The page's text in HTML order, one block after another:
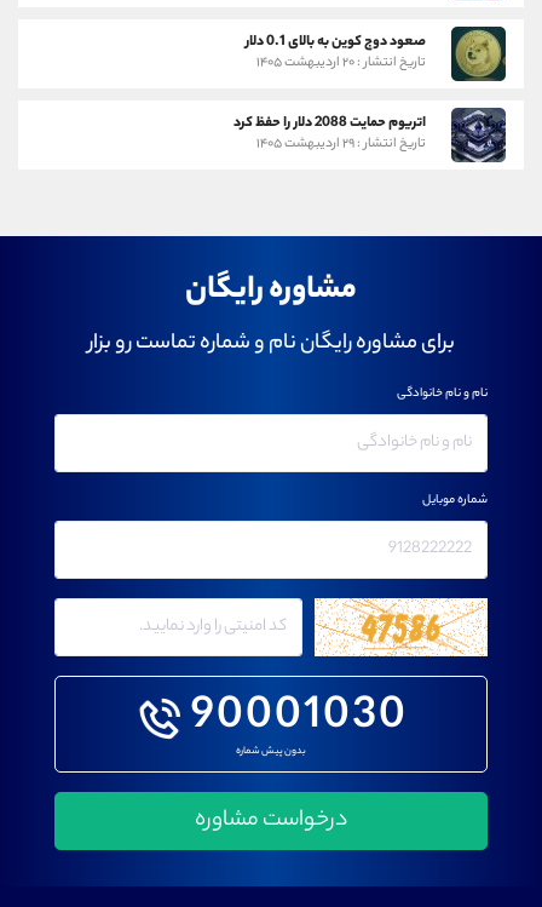
صعود دوج کوین به بالای 0.1 دلار
تاریخ انتشار : ۲۰ اردیبهشت ۱۴۰۵
اتریوم حمایت 2088 دلار را حفظ کرد
تاریخ انتشار : ۲۹ اردیبهشت ۱۴۰۵
مشاوره رایگان
برای مشاوره رایگان نام و شماره تماست رو بزار
90001030
بدون پیش شماره
نام و نام خانوادگی
شماره موبایل